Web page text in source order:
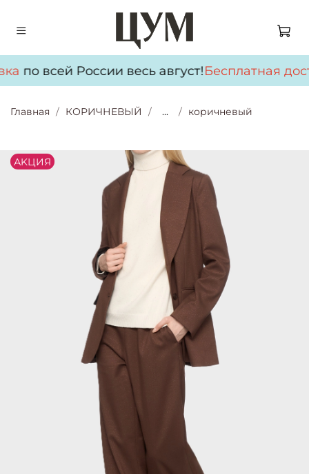
по всей России весь август!Бесплатная
Главная КОРИЧНЕВЫЙ ... коричневый
АKЦИЯ